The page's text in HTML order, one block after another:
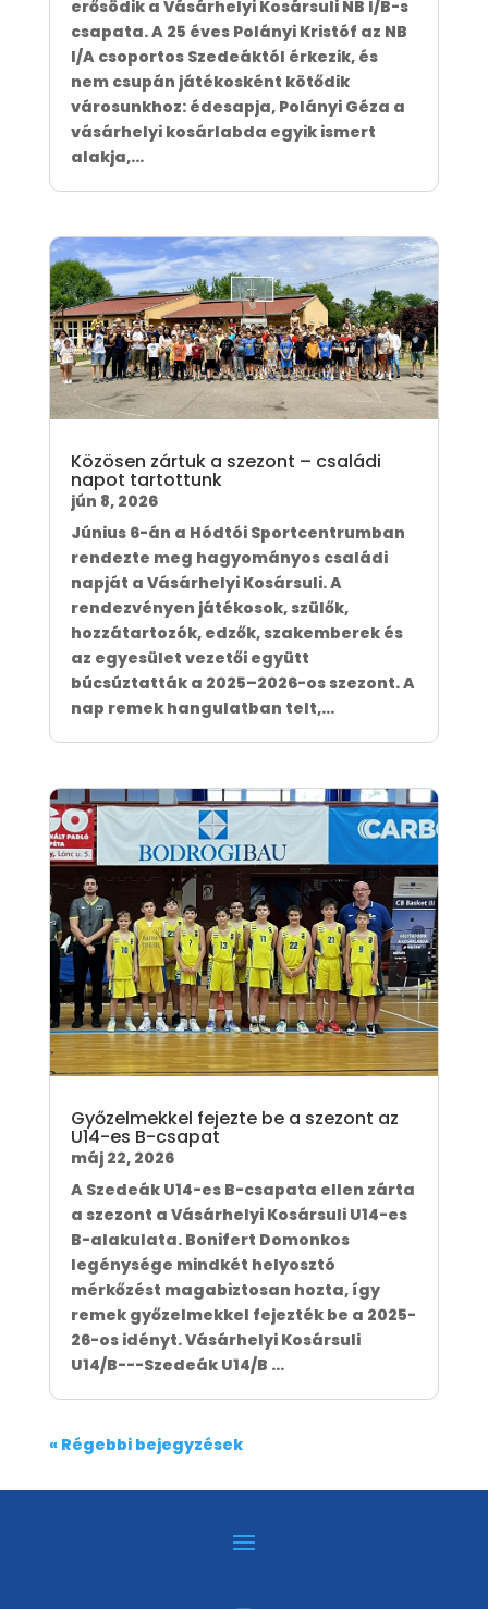
erősödik a Vásárhelyi Kosársuli NB I/B-s
csapata. A 25 éves Polányi Kristóf az NB
I/A csoportos Szedeáktól érkezik, és
nem csupán játékosként kötődik
városunkhoz: édesapja, Polányi Géza a
vásárhelyi kosárlabda egyik ismert
alakja,...
Közösen zártuk a szezont – családi
napot tartottunk
jún 8, 2026
Június 6-án a Hódtói Sportcentrumban
rendezte meg hagyományos családi
napját a Vásárhelyi Kosársuli. A
rendezvényen játékosok, szülők,
hozzátartozók, edzők, szakemberek és
az egyesület vezetői együtt
búcsúztatták a 2025–2026-os szezont. A
nap remek hangulatban telt,...
Győzelmekkel fejezte be a szezont az
U14-es B-csapat
máj 22, 2026
A Szedeák U14-es B-csapata ellen zárta
a szezont a Vásárhelyi Kosársuli U14-es
B-alakulata. Bonifert Domonkos
legénysége mindkét helyosztó
mérkőzést magabiztosan hozta, így
remek győzelmekkel fejezték be a 2025-
26-os idényt. Vásárhelyi Kosársuli
U14/B---Szedeák U14/B ...
« Régebbi bejegyzések